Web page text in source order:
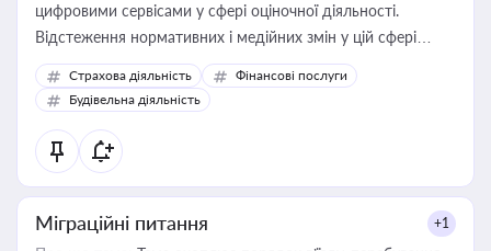
цифровими сервісами у сфері оціночної діяльності.
Відстеження нормативних і медійних змін у цій сфері
корисне для власника бізнесу, керівника, юриста або
бухгалтера під час оподаткування, приватизації, оренди
державного майна, корпоративних угод і перевірки
статусу суб'єктів оціночної діяльності
Страхова діяльність
Фінансові послуги
Будівельна діяльність
Міграційні питання +1